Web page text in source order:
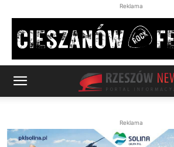
Reklama
Reklama